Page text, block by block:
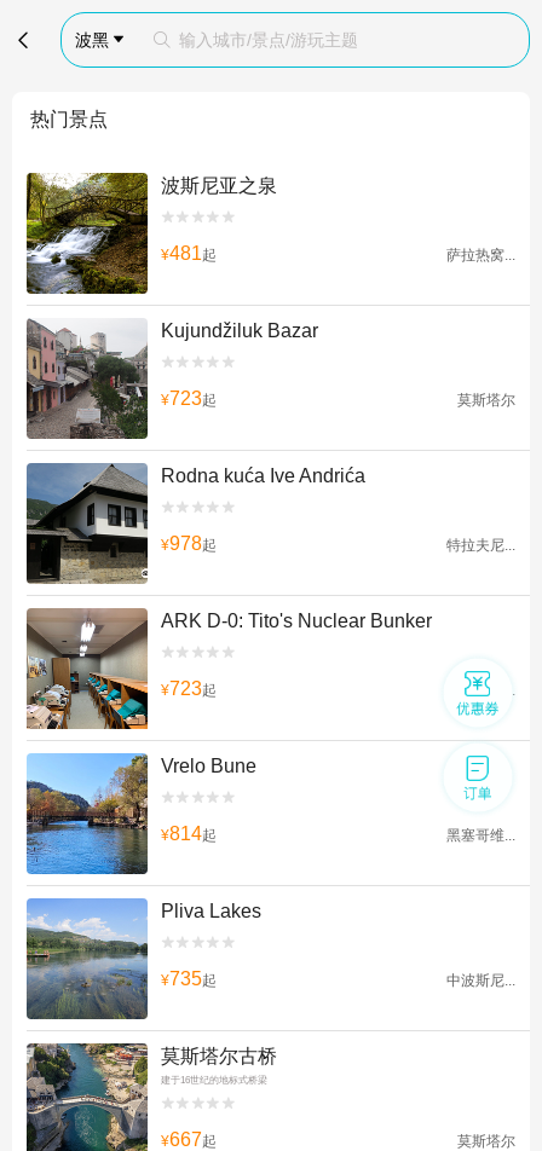
 波黑   输入城市/景点/游玩主题
热门景点
波斯尼亚之泉


¥481起 萨拉热窝...
Kujundžiluk Bazar


¥723起 莫斯塔尔
Rodna kuća Ive Andrića


¥978起 特拉夫尼...
ARK D-0: Tito's Nuclear Bunker


¥723起 黑塞哥维...
Vrelo Bune


¥814起 黑塞哥维...
Pliva Lakes


¥735起 中波斯尼...
莫斯塔尔古桥
建于16世纪的地标式桥梁


¥667起 莫斯塔尔